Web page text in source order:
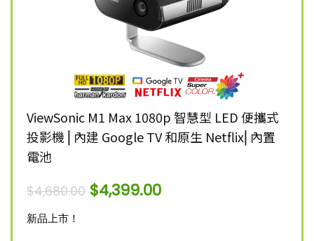
ViewSonic M1 Max 1080p 智慧型 LED 便攜式
投影機 ⎜內建 Google TV 和原生 Netflix⎜內置
電池
$4,680.00 $4,399.00
新品上市！